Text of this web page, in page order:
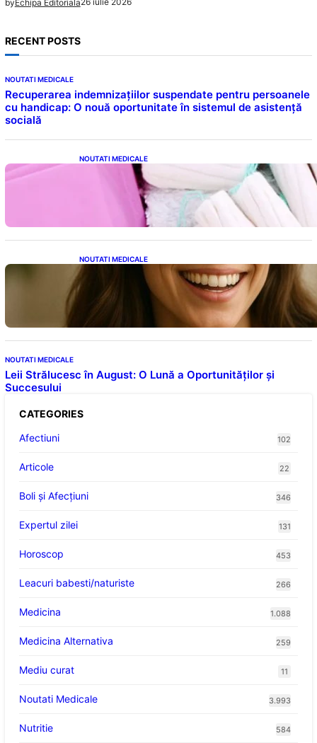
by Echipa Editoriala
RECENT POSTS
NOUTATI MEDICALE
Recuperarea indemnizațiilor suspendate pentru persoanele
cu handicap: O nouă oportunitate în sistemul de asistență
socială
NOUTATI MEDICALE
Tampoanele menstruale: O analiză profundă
a riscurilor legate de metale toxice
NOUTATI MEDICALE
Ceaiul – Băutura care protejează inima:
Descoperiri recente despre beneficiile
consumului zilnic
NOUTATI MEDICALE
Leii Strălucesc în August: O Lună a Oportunităților și
Succesului
CATEGORIES
Afectiuni
102
Articole 22
Boli și Afecțiuni 346
Expertul zilei 131
Horoscop 453
Leacuri babesti/naturiste 266
Medicina 1.088
Medicina Alternativa 259
Mediu curat 11
Noutati Medicale 3.993
Nutritie 584